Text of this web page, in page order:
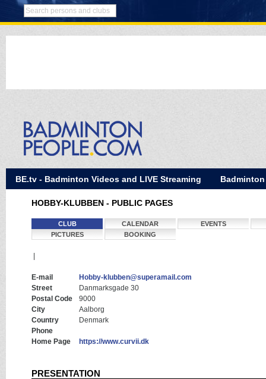
BE.tv - Badminton Videos and LIVE Streaming Badminton
HOBBY-KLUBBEN - PUBLIC PAGES
CLUB CALENDAR
EVENTS
PICTURES
BOOKING
E-mail
Hobby-klubben@superamail.com
Street
Danmarksgade 30
Postal Code
9000
City
Aalborg
Country
Denmark
Phone
Home Page
https://www.curvii.dk
PRESENTATION